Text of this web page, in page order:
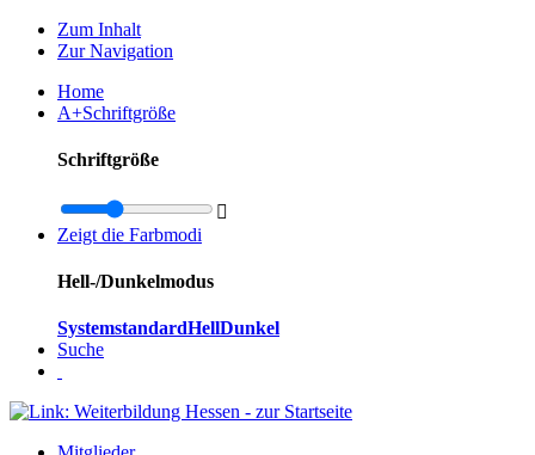
Zum Inhalt
Zur Navigation
Home
A+Schriftgröße
Schriftgröße

Zeigt die Farbmodi
Hell-/Dunkelmodus
SystemstandardHellDunkel
Suche